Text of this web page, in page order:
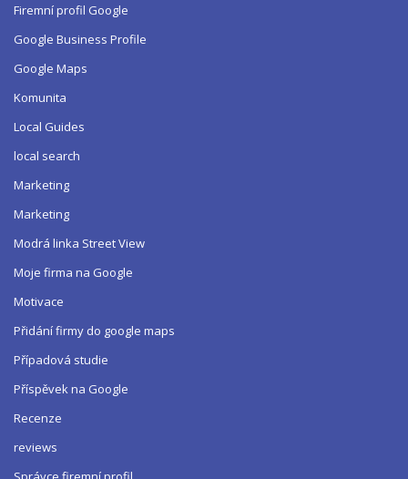
Firemní profil Google
Google Business Profile
Google Maps
Komunita
Local Guides
local search
Marketing
Marketing
Modrá linka Street View
Moje firma na Google
Motivace
Přidání firmy do google maps
Případová studie
Příspěvek na Google
Recenze
reviews